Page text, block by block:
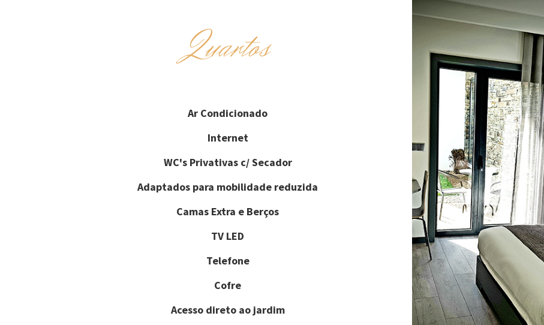
Quartos
Ar Condicionado
Internet
WC's Privativas c/ Secador
Adaptados para mobilidade reduzida
Camas Extra e Berços
TV LED
Telefone
Cofre
Acesso direto ao jardim